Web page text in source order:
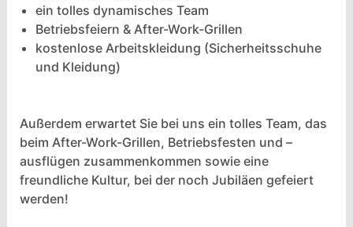
ein tolles dynamisches Team
Betriebsfeiern & After-Work-Grillen
kostenlose Arbeitskleidung (Sicherheitsschuhe
und Kleidung)
Außerdem erwartet Sie bei uns ein tolles Team, das
beim After-Work-Grillen, Betriebsfesten und –
ausflügen zusammenkommen sowie eine
freundliche Kultur, bei der noch Jubiläen gefeiert
werden!